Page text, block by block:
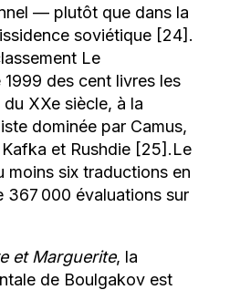
— plutôt que dans la
soviétique [24].
Le
des cent livres les
XXe siècle, à la
dominée par Camus,
et Rushdie [25].Le
moins six traductions en
367 000 évaluations sur
et Marguerite, la
de Boulgakov est